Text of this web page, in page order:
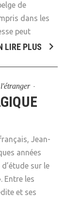
de
dans les
peut
LIRE PLUS
Jean-
années
sur le
Entre les
et ses